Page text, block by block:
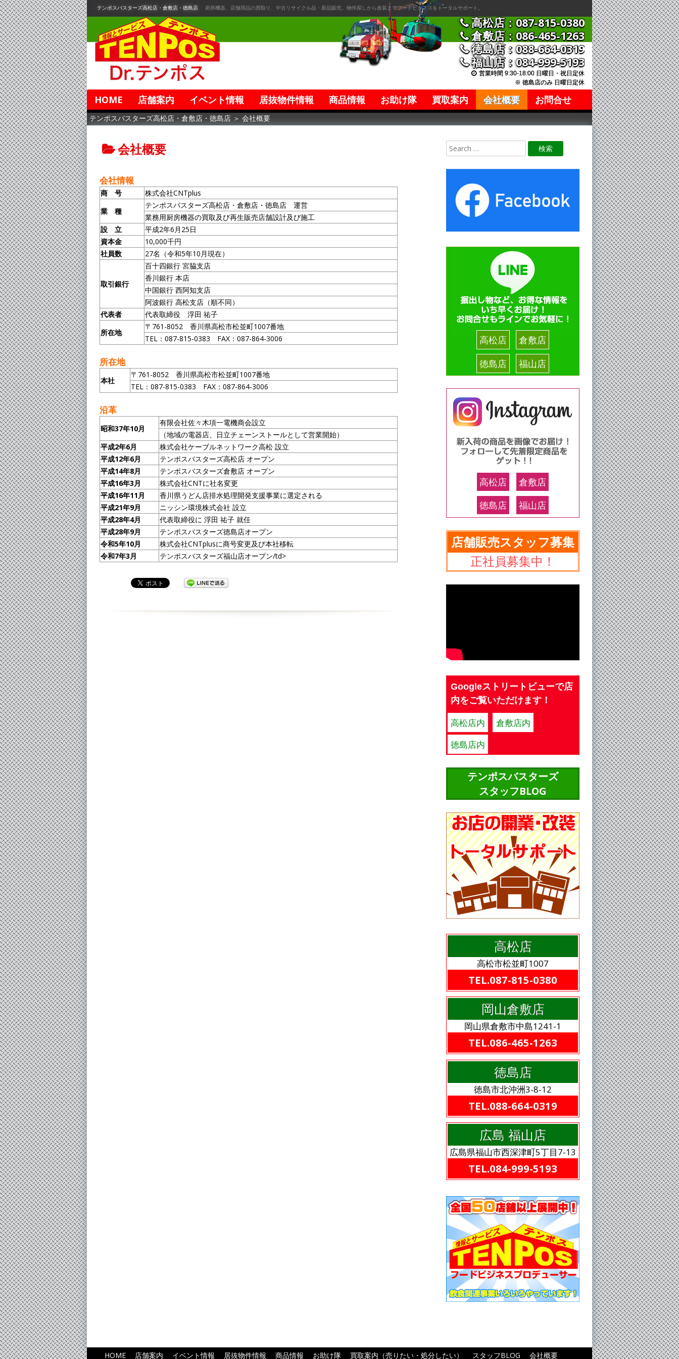
コ
ン
テ
ン
ツ
へ
移
動
テンポスバスターズ高松店・倉敷店・徳島店 厨房機器、店舗用品の買取り、中古リサイクル品・新品販売。物件探しから改装までフードビジネスをトータルサポート。
高松店：087-815-0380
倉敷店：086-465-1263
徳島店：088-664-0319
福山店：084-999-5193
営業時間 9:30-18:00 日曜日・祝日定休
※ 徳島店のみ 日曜日定休
HOME 店舗案内 イベント情報 居抜物件情報 商品情報 お助け隊 買取案内 会社概要 お問合せ
テンポスバスターズ高松店・倉敷店・徳島店 ＞ 会社概要
会社概要
会社情報
商 号
株式会社CNTplus
業 種
テンポスバスターズ高松店・倉敷店・徳島店 運営
業務用厨房機器の買取及び再生販売店舗設計及び施工
設 立
平成2年6月25日
資本金
10,000千円
社員数
27名（令和5年10月現在）
取引銀行
百十四銀行 宮脇支店
香川銀行 本店
中国銀行 西阿知支店
阿波銀行 高松支店（順不同）
代表者
代表取締役 浮田 祐子
所在地
〒761-8052 香川県高松市松並町1007番地
TEL：087-815-0383 FAX：087-864-3006
所在地
本社
〒761-8052 香川県高松市松並町1007番地
TEL：087-815-0383 FAX：087-864-3006
沿革
昭和37年10月
有限会社佐々木項一電機商会設立
（地域の電器店、日立チェーンストールとして営業開始）
平成2年6月
株式会社ケーブルネットワーク高松 設立
平成12年6月
テンポスバスターズ高松店 オープン
平成14年8月
テンポスバスターズ倉敷店 オープン
平成16年3月
株式会社CNTに社名変更
平成16年11月
香川県うどん店排水処理開発支援事業に選定される
平成21年9月
ニッシン環境株式会社 設立
平成28年4月
代表取締役に 浮田 祐子 就任
平成28年9月
テンポスバスターズ徳島店オープン
令和5年10月
株式会社CNTplusに商号変更及び本社移転
令和7年3月
テンポスバスターズ福山店オープン/td>
高松店
倉敷店
徳島店
福山店
高松店
倉敷店
徳島店
福山店
店舗販売スタッフ募集
正社員募集中！
Googleストリートビューで店
内をご覧いただけます！
高松店内
倉敷店内
徳島店内
テンポスバスターズ
スタッフBLOG
高松店
高松市松並町1007
TEL.087-815-0380
岡山倉敷店
岡山県倉敷市中島1241-1
TEL.086-465-1263
徳島店
徳島市北沖洲3-8-12
TEL.088-664-0319
広島 福山店
広島県福山市西深津町5丁目7-13
TEL.084-999-5193
HOME 店舗案内 イベント情報 居抜物件情報 商品情報 お助け隊 買取案内（売りたい・処分したい） スタッフBLOG 会社概要